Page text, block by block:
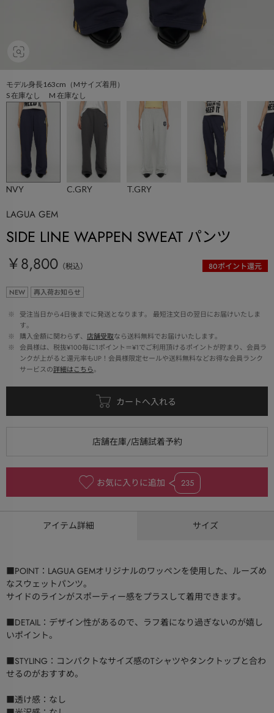
モデル身長163cm（Mサイズ着用）
S 在庫なし M 在庫なし
NVY C.GRY T.GRY
LAGUA GEM
SIDE LINE WAPPEN SWEAT パンツ
￥8,800 （税込） 80ポイント還元
NEW 再入荷お知らせ
※
受注当日から4日後までに発送となります。 最短注文日の翌日にお届けいたしま
す。
※
購入金額に関わらず、 店舗受取なら送料無料でお届けいたします。
※
会員様は、税抜¥100毎に1ポイント＝¥1でご利用頂けるポイントが貯まり、会員ラ
ンクが上がると還元率もUP！会員様限定セールや送料無料などお得な会員ランク
サービスの詳細はこちら。
お気に入りに追加 235
アイテム詳細 サイズ
■POINT：LAGUA GEMオリジナルのワッペンを使用した、ルーズめ
なスウェットパンツ。
サイドのラインがスポーティー感をプラスして着用できます。
■DETAIL：デザイン性があるので、ラフ着になり過ぎないのが嬉し
いポイント。
■STYLING：コンパクトなサイズ感のTシャツやタンクトップと合わ
せるのがおすすめ。
■透け感：なし